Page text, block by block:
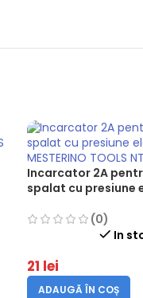
Incarcator 2A
spalat cu presiune
(0)
In
21 lei
ADAUGĂ ÎN COȘ